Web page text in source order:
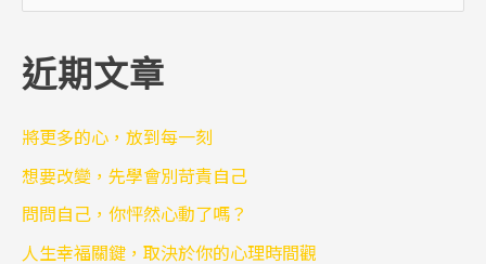
尋
鍵
:
近期文章
將更多的心，放到每一刻
想要改變，先學會別苛責自己
問問自己，你怦然心動了嗎？
人生幸福關鍵，取決於你的心理時間觀